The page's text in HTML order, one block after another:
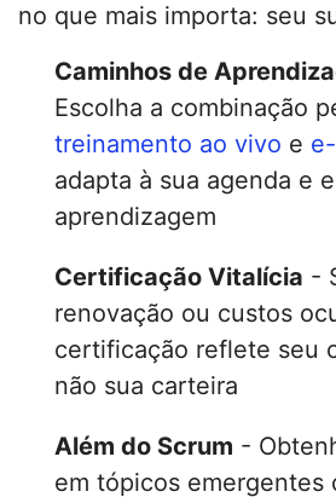
no que mais importa: seu
Caminhos de
Escolha a combinação
treinamento ao vivo e
adapta à sua agenda e
aprendizagem
Certificação Vitalícia -
renovação ou custos
certificação reflete seu
não sua carteira
Além do Scrum -
em tópicos emergentes